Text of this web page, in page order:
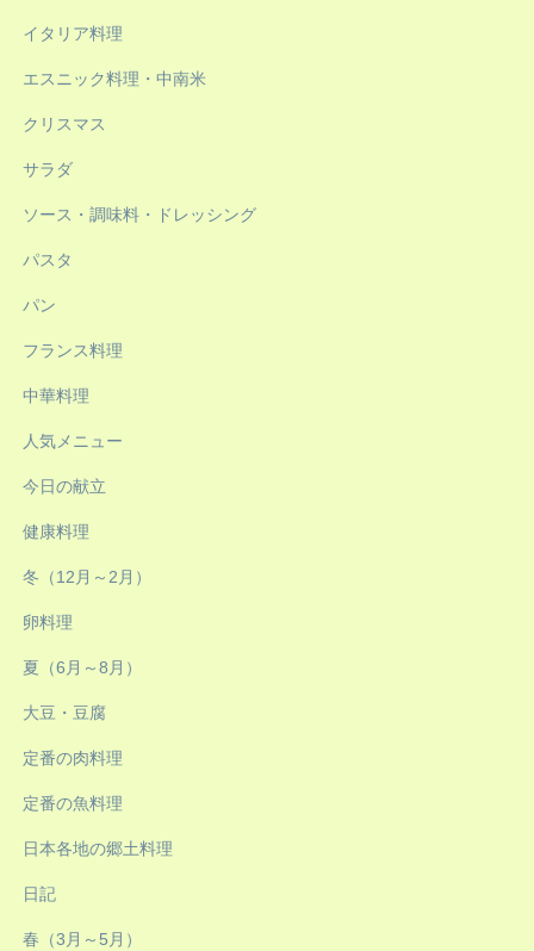
イタリア料理
エスニック料理・中南米
クリスマス
サラダ
ソース・調味料・ドレッシング
パスタ
パン
フランス料理
中華料理
人気メニュー
今日の献立
健康料理
冬（12月～2月）
卵料理
夏（6月～8月）
大豆・豆腐
定番の肉料理
定番の魚料理
日本各地の郷土料理
日記
春（3月～5月）